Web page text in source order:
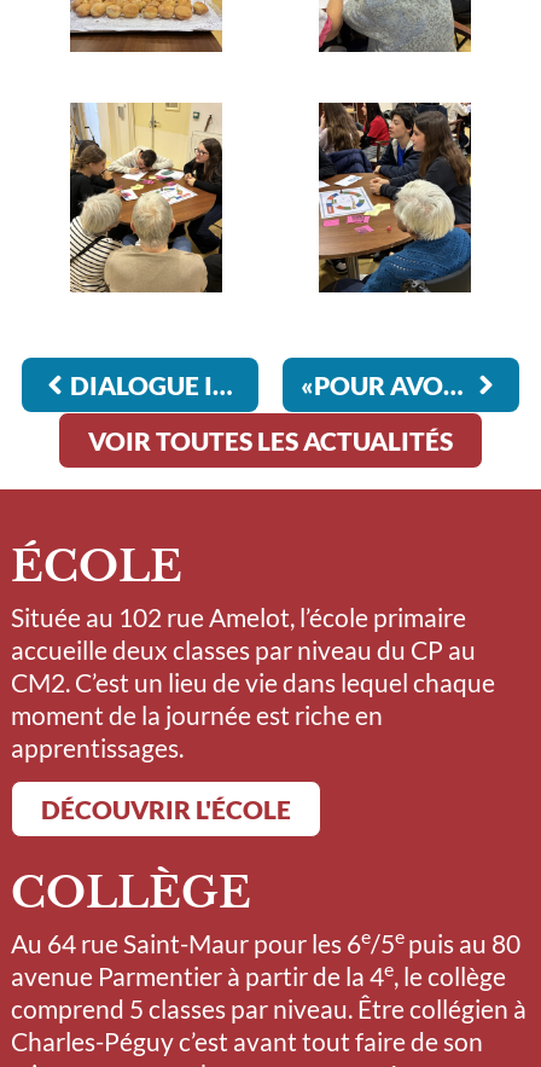
DIALOGUE INTER-RELIGIEUX : LA NATURE AU CŒUR DE LA FOI
«POUR AVOIR DU TALENT, IL FAUT ÊTRE CONVAINCU QU’ON EN POSSÈDE» (GUSTAVE FLAUBERT)
VOIR TOUTES LES ACTUALITÉS
ÉCOLE
Située au 102 rue Amelot, l’école primaire
accueille deux classes par niveau du CP au
CM2. C’est un lieu de vie dans lequel chaque
moment de la journée est riche en
apprentissages.
DÉCOUVRIR L'ÉCOLE
COLLÈGE
Au 64 rue Saint-Maur pour les 6e/5e puis au 80
avenue Parmentier à partir de la 4e, le collège
comprend 5 classes par niveau. Être collégien à
Charles-Péguy c’est avant tout faire de son